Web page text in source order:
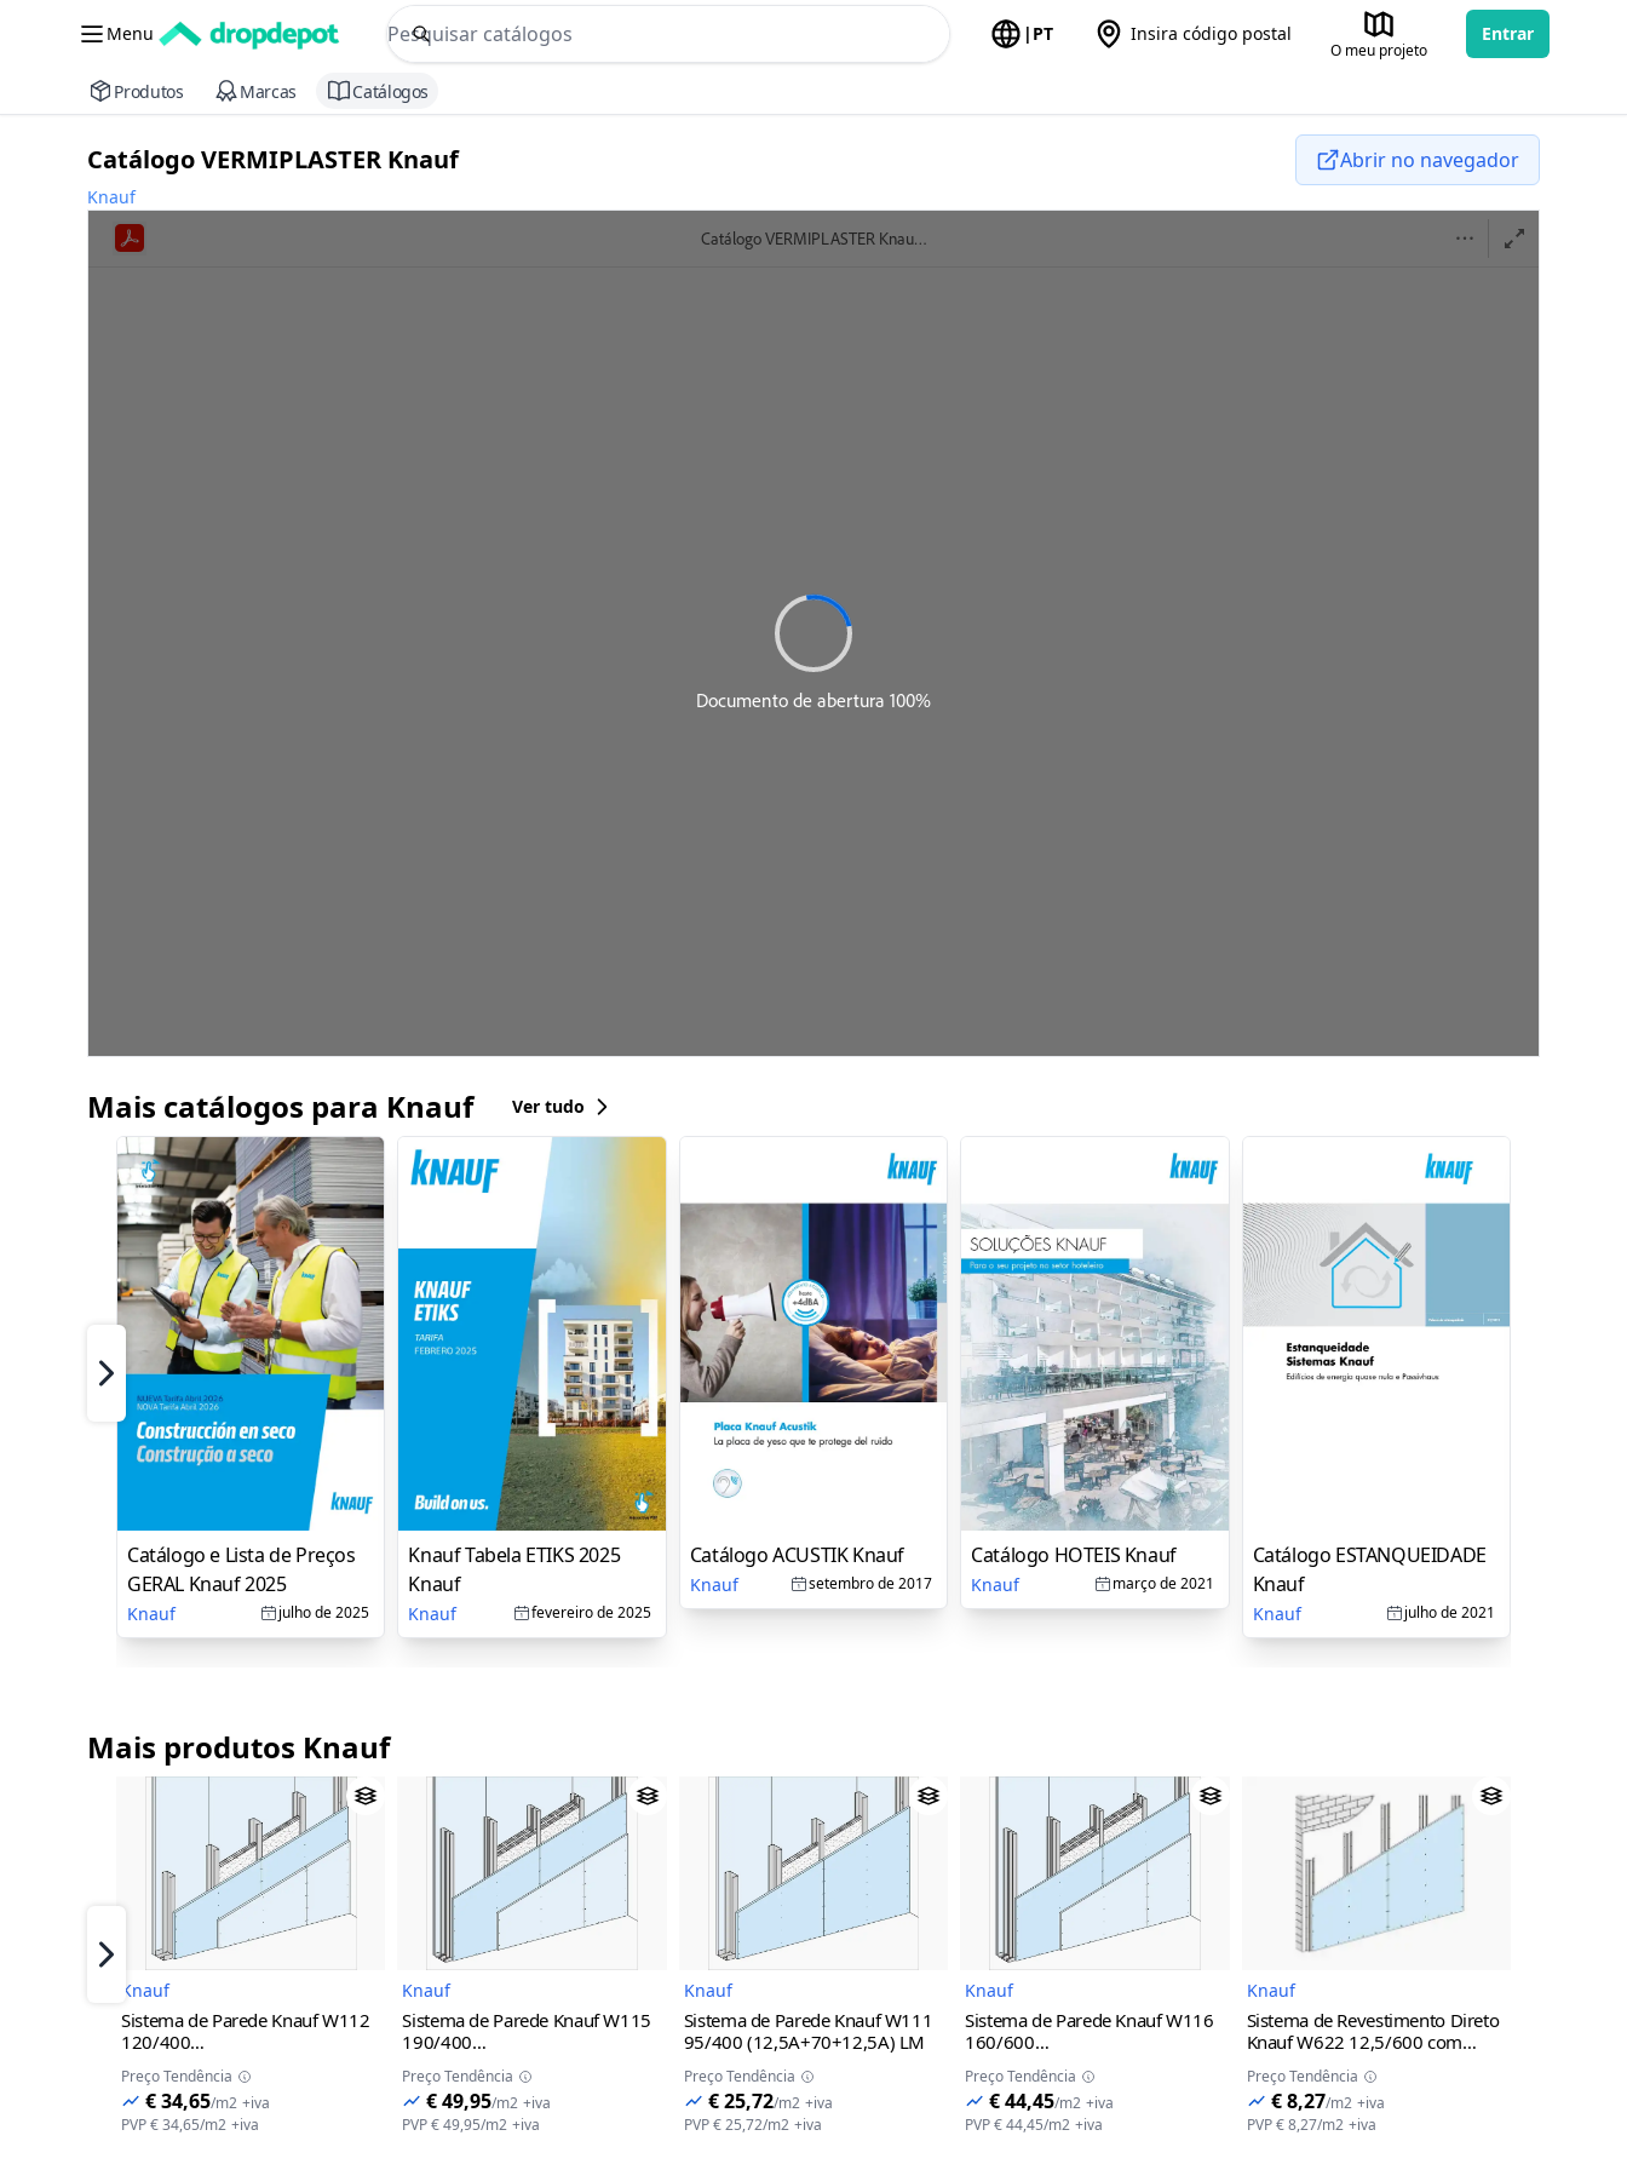
Menu
commerce search no header
Procurar
| PT Insira código postal
O meu projeto
Entrar
Produtos Marcas Catálogos
Catálogo VERMIPLASTER Knauf Abrir no navegador
Knauf
Mais catálogos para Knauf Ver tudo
Catálogo e Lista de Preços
GERAL Knauf 2025
Knauf julho de 2025
Knauf Tabela ETIKS 2025
Knauf
Knauf fevereiro de 2025
Catálogo ACUSTIK Knauf
Knauf setembro de 2017
Catálogo HOTEIS Knauf
Knauf março de 2021
Catálogo ESTANQUEIDADE
Knauf
Knauf julho de 2021
Próximo
Mais produtos Knauf
Imagem do Produto
Knauf
Sistema de Parede Knauf W112
120/400
(2x12,5A+70+2x12,5A) LM
Preço Tendência
€ 34,65/m2 +iva
PVP€ 34,65/m2 +iva
Imagem do Produto
Knauf
Sistema de Parede Knauf W115
190/400
(2x12,5A+70+10ca+70+2x12,5A)
2LM
Preço Tendência
€ 49,95/m2 +iva
PVP€ 49,95/m2 +iva
Imagem do Produto
Knauf
Sistema de Parede Knauf W111
95/400 (12,5A+70+12,5A) LM
Preço Tendência
€ 25,72/m2 +iva
PVP€ 25,72/m2 +iva
Imagem do Produto
Knauf
Sistema de Parede Knauf W116
160/600
(12,5A+12,5A+48+14ca+48+12,5A+12,5A)
Preço Tendência
€ 44,45/m2 +iva
PVP€ 44,45/m2 +iva
Imagem do Produto
Knauf
Sistema de Revestimento Direto
Knauf W622 12,5/600 com
perfil OMEGA 80 Z1
Preço Tendência
€ 8,27/m2 +iva
PVP€ 8,27/m2 +iva
Próximo